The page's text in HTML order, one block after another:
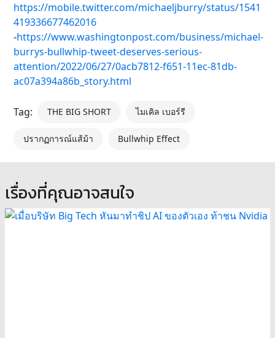
https://mobile.twitter.com/michaeljburry/status/1541
419336677462016
-https://www.washingtonpost.com/business/michael-
burrys-bullwhip-tweet-deserves-serious-
attention/2022/06/27/0acb7812-f651-11ec-81db-
ac07a394a86b_story.html
Tag: THE BIG SHORT ไมเคิล เบอร์รี
ปรากฏการณ์แส้ม้า Bullwhip Effect
เรื่องที่คุณอาจสนใจ